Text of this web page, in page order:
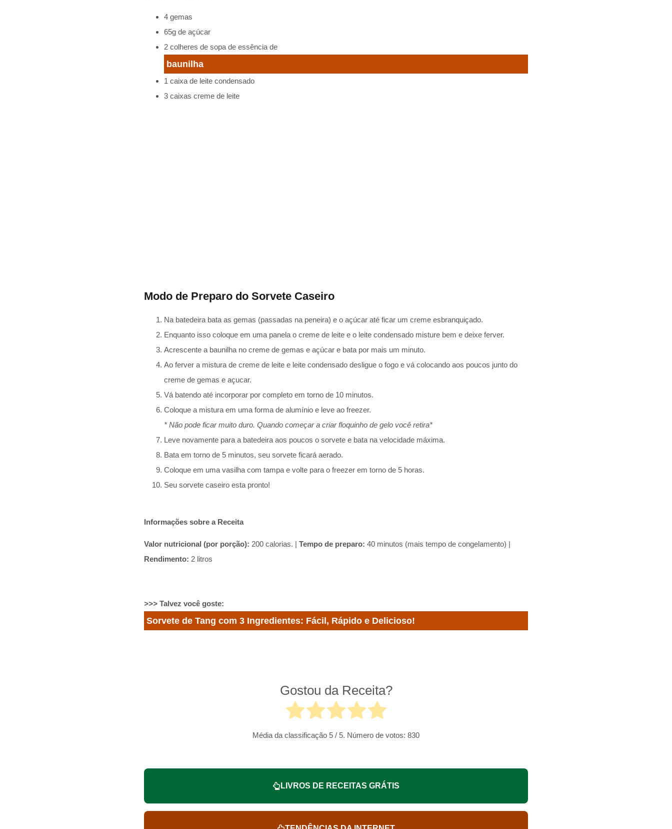
4 gemas
65g de açúcar
2 colheres de sopa de essência de
baunilha
1 caixa de leite condensado
3 caixas creme de leite
Modo de Preparo do Sorvete Caseiro
Na batedeira bata as gemas (passadas na peneira) e o açúcar até ficar um creme esbranquiçado.
Enquanto isso coloque em uma panela o creme de leite e o leite condensado misture bem e deixe ferver.
Acrescente a baunilha no creme de gemas e açúcar e bata por mais um minuto.
Ao ferver a mistura de creme de leite e leite condensado desligue o fogo e vá colocando aos poucos junto do
creme de gemas e açucar.
Vá batendo até incorporar por completo em torno de 10 minutos.
Coloque a mistura em uma forma de alumínio e leve ao freezer.
* Não pode ficar muito duro. Quando começar a criar floquinho de gelo você retira*
Leve novamente para a batedeira aos poucos o sorvete e bata na velocidade máxima.
Bata em torno de 5 minutos, seu sorvete ficará aerado.
Coloque em uma vasilha com tampa e volte para o freezer em torno de 5 horas.
Seu sorvete caseiro esta pronto!
Informações sobre a Receita
Valor nutricional (por porção): 200 calorias. | Tempo de preparo: 40 minutos (mais tempo de congelamento) |
Rendimento: 2 litros
>>> Talvez você goste:
Sorvete de Tang com 3 Ingredientes: Fácil, Rápido e Delicioso!
Gostou da Receita?
Média da classificação 5 / 5. Número de votos: 830
LIVROS DE RECEITAS GRÁTIS